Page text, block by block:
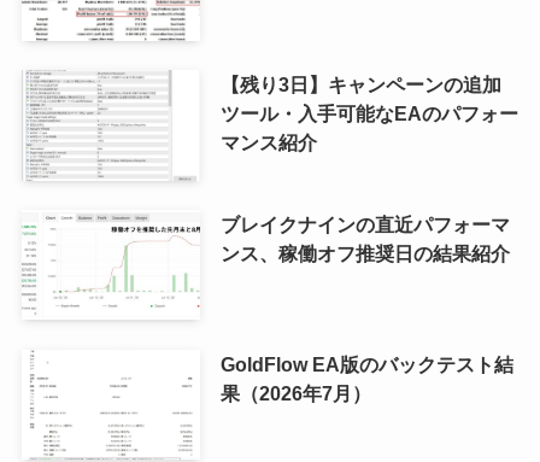
【残り3日】キャンペーンの追加
ツール・入手可能なEAのパフォー
マンス紹介
ブレイクナインの直近パフォーマ
ンス、稼働オフ推奨日の結果紹介
GoldFlow EA版のバックテスト結
果（2026年7月）